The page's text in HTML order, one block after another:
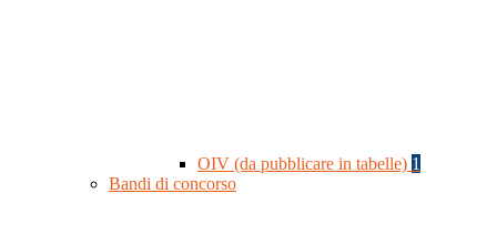
OIV (da pubblicare in tabelle) 1
Bandi di concorso